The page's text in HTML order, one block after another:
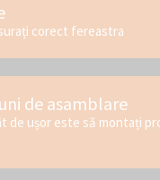
corect fereastra
de asamblare
de ușor este să montați